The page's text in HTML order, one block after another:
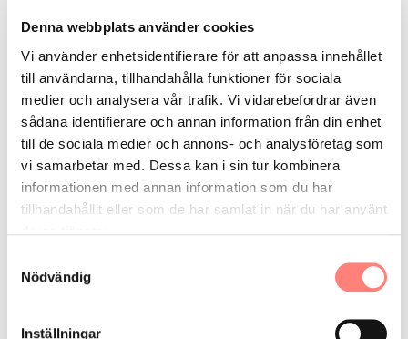
Denna webbplats använder cookies
Vi använder enhetsidentifierare för att anpassa innehållet
till användarna, tillhandahålla funktioner för sociala
medier och analysera vår trafik. Vi vidarebefordrar även
sådana identifierare och annan information från din enhet
till de sociala medier och annons- och analysföretag som
vi samarbetar med. Dessa kan i sin tur kombinera
informationen med annan information som du har
tillhandahållit eller som de har samlat in när du har använt
Nödvändig
Inställningar
Hitta företag
Nätverk
Affärsutveckling
Projekt och samverkan
Tankesmedjan ”Fokus: Energieffektivisering”
Tankesmedjan ”Fokus: Energieffektiv Industri”
Om Eneff
chevron_right
chevron_left
Om oss
Medlemmar
Press